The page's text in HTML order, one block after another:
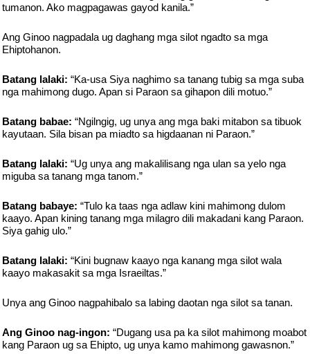
tumanon. Ako magpagawas gayod kanila.”
Ang Ginoo nagpadala ug daghang mga silot ngadto sa mga
Ehiptohanon.
Batang lalaki: “Ka-usa Siya naghimo sa tanang tubig sa mga suba
nga mahimong dugo. Apan si Paraon sa gihapon dili motuo.”
Batang babae: “Ngilngig, ug unya ang mga baki mitabon sa tibuok
kayutaan. Sila bisan pa miadto sa higdaanan ni Paraon.”
Batang lalaki: “Ug unya ang makalilisang nga ulan sa yelo nga
miguba sa tanang mga tanom.”
Batang babaye: “Tulo ka taas nga adlaw kini mahimong dulom
kaayo. Apan kining tanang mga milagro dili makadani kang Paraon.
Siya gahig ulo.”
Batang lalaki: “Kini bugnaw kaayo nga kanang mga silot wala
kaayo makasakit sa mga Israeiltas.”
Unya ang Ginoo nagpahibalo sa labing daotan nga silot sa tanan.
Ang Ginoo nag-ingon: “Dugang usa pa ka silot mahimong moabot
kang Paraon ug sa Ehipto, ug unya kamo mahimong gawasnon.”